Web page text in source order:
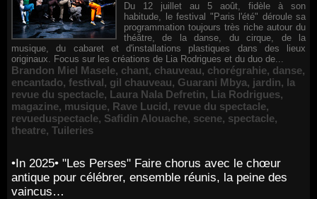
Du 12 juillet au 5 août, fidèle à son
habitude, le festival "Paris l'été" déroule sa
programmation toujours très riche autour du
théâtre, de la danse, du cirque, de la
musique, du cabaret et d'installations plastiques dans des lieux
originaux. Focus sur les créations de Lia Rodrigues et du duo de...
Brandon Miel Masele, chant, chauveau, chorégrahie, danse,
encantado, festival, gil chauveau, Guarani Mbya, jardin, la
revue du spectacle, Laura Nala Defretin, Lia Rodrigues,
magazine, musique, Rave Lucid, revue du spectacle,
revueduspectacle, Safidin Alouache, scene, spectacle,
theatre, Tuileries
•In 2025• "Les Perses" Faire chorus avec le chœur
antique pour célébrer, ensemble réunis, la peine des
vaincus…